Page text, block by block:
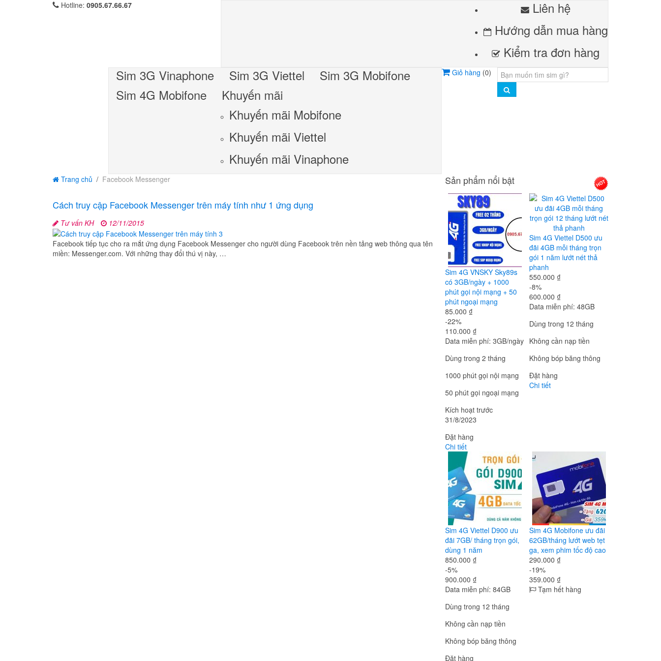
Hotline: 0905.67.66.67
Liên hệ
Hướng dẫn mua hàng
Kiểm tra đơn hàng
Sim 3G Vinaphone
Sim 3G Viettel
Sim 3G Mobifone
Sim 4G Mobifone
Khuyến mãi
Khuyến mãi Mobifone
Khuyến mãi Viettel
Khuyến mãi Vinaphone
Giỏ hàng (0)
Trang chủ Facebook Messenger
Cách truy cập Facebook Messenger trên máy tính như 1 ứng dụng
Tư vấn KH 12/11/2015
Facebook tiếp tục cho ra mắt ứng dụng Facebook Messenger cho người dùng Facebook trên nền tảng web thông qua tên
miền: Messenger.com. Với những thay đổi thú vị này, …
Sản phẩm nổi bật
Sim 4G VNSKY Sky89s
có 3GB/ngày + 1000
phút gọi nội mạng + 50
phút ngoại mạng
85.000 ₫
-22%
110.000 ₫
Data miễn phí: 3GB/ngày
Dùng trong 2 tháng
1000 phút gọi nội mạng
50 phút gọi ngoại mạng
Kích hoạt trước
31/8/2023
Đặt hàng
Chi tiết
Sim 4G Viettel D500 ưu
đãi 4GB mỗi tháng trọn
gói 1 năm lướt nét thả
phanh
550.000 ₫
-8%
600.000 ₫
Data miễn phí: 48GB
Dùng trong 12 tháng
Không cần nạp tiền
Không bóp băng thông
Đặt hàng
Chi tiết
Sim 4G Viettel D900 ưu
đãi 7GB/ tháng trọn gói,
dùng 1 năm
850.000 ₫
-5%
900.000 ₫
Data miễn phí: 84GB
Dùng trong 12 tháng
Không cần nạp tiền
Không bóp băng thông
Đặt hàng
Sim 4G Mobifone ưu đãi
62GB/tháng lướt web tẹt
ga, xem phim tốc độ cao
290.000 ₫
-19%
359.000 ₫
Tạm hết hàng